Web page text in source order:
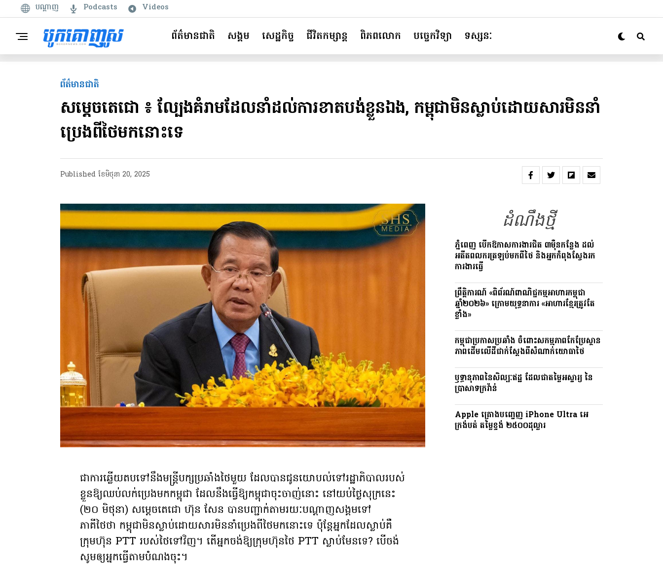
បណ្តាញ Podcasts Videos
ព័ត៌មានជាតិ សង្គម សេដ្ឋកិច្ច ជីវិតកម្សាន្ត ពិភពលោក បច្ចេកវិទ្យា ទស្សនៈ
ព័ត៌មានជាតិ
សម្តេចតេជោ ៖ ល្បែងគំរាមដែលនាំដល់ការខាតបង់ខ្លួនឯង, កម្ពុជាមិនស្លាប់​ដោយសារ​មិន​នាំ​
ប្រេង​ពី​ថៃមកនោះទេ
Published ខែ​មិថុនា 20, 2025
ជាការឆ្លើយតបទៅ​នឹង​មន្រ្តីបក្ស​ប្រឆាំង​ថៃមួយ ដែល​បាន​ជូន​យោបល់​ទៅ​រដ្ឋាភិបាល​របស់
ខ្លួន​ឱ្យ​ឈប់​លក់​ប្រេងមក​កម្ពុជា ដែល​នឹង​ធ្វើ​ឱ្យ​កម្ពុជា​ចុះចាញ់នោះ នៅយប់ថ្ងៃសុក្រនេះ
(២០ មិថុនា) សម្តេចតេជោ ហ៊ុន សែន បាន​បញ្ជាក់តាម​រយៈ​បណ្តាញ​សង្គម​ទៅ
ភាគីថៃថា កម្ពុជាមិនស្លាប់ដោយសារមិននាំប្រេងពីថៃមកនោះទេ ប៉ុន្តែអ្នកដែលស្លាប់គឺ
ក្រុមហ៊ុន PTT របស់ថៃទៅវិញ។ តើអ្នកចង់ឱ្យ​ក្រុមហ៊ុនថៃ PTT ស្លាប់មែនទេ? បើចង់
សូមឲ្យអ្នកធ្វើតាមបំណងចុះ។
ដំណឹងថ្មី
ភ្នំពេញ បើកឱកាសការងារជិត ៣ម៉ឺនកន្លែង ដល់
អតីតពលករត្រឡប់មកពីថៃ និងអ្នកកំពុងស្វែងរក
ការងារធ្វើ
ព្រឹត្តិការណ៍ «ពិព័រណ៍ពាណិជ្ជកម្មអាហារកម្ពុជា
ឆ្នាំ២០២៦» ក្រោមយុទ្ធនាការ «អាហារខ្មែរត្រូវតែ
ខ្លាំង»
កម្ពុជាប្រកាសប្រឆាំង ចំពោះសកម្មភាពកែប្រែស្ថាន
ភាពដើមលើដីជាក់ស្តែងពីសំណាក់យោធាថៃ
ឫទ្ធានុភាពនៃសិល្បៈឥដ្ឋ ដែលជាតម្លៃអស្ចារ្យ នៃ
ប្រាសាទក្រវ៉ាន់
Apple គ្រោងបញ្ចេញ iPhone Ultra អេ
ក្រង់បត់ តម្លៃខ្ទង់ ២៥០០ដុល្លារ